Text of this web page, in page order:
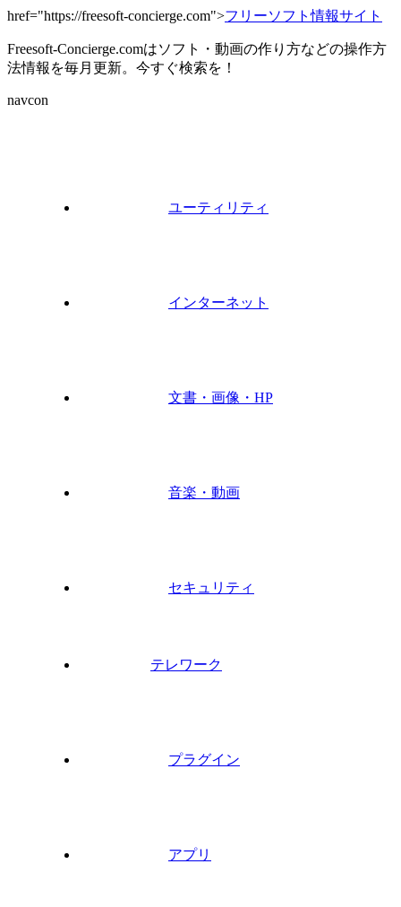
href="https://freesoft-concierge.com">フリーソフト情報サイト
Freesoft-Concierge.comはソフト・動画の作り方などの操作方
法情報を毎月更新。今すぐ検索を！
navcon
ユーティリティ
インターネット
文書・画像・HP
音楽・動画
セキュリティ
テレワーク
プラグイン
アプリ